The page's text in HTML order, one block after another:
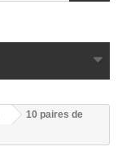
10 paires de